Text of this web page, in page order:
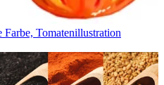
Tomatenillustration